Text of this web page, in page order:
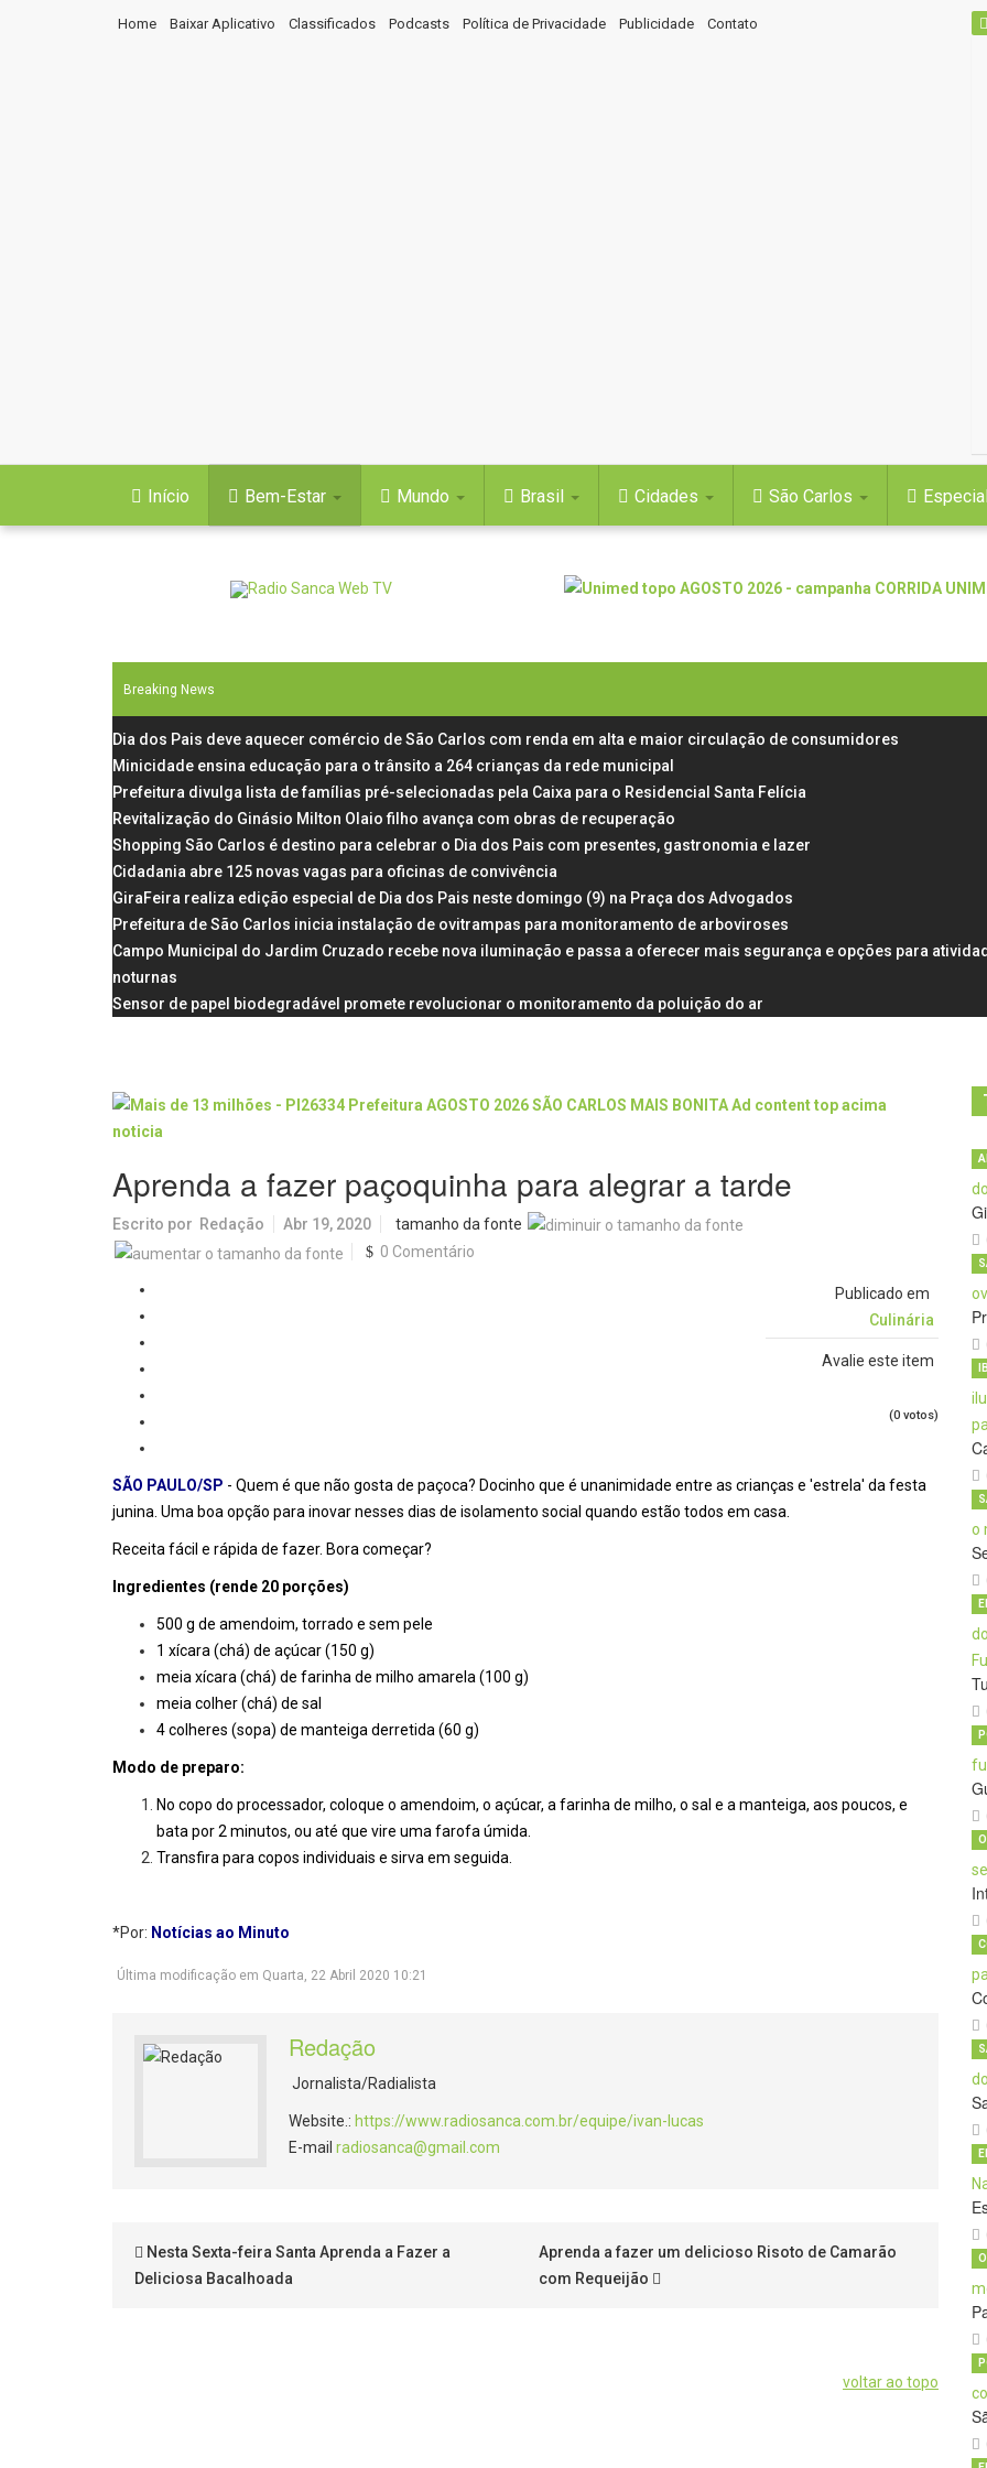
Home Baixar Aplicativo Classificados Podcasts Política de Privacidade Publicidade Contato
Início Bem-Estar Mundo Brasil Cidades São Carlos
Breaking News
Dia dos Pais deve aquecer comércio de São Carlos com renda em alta e maior circulação de consumidores
Minicidade ensina educação para o trânsito a 264 crianças da rede municipal
Prefeitura divulga lista de famílias pré-selecionadas pela Caixa para o Residencial Santa Felícia
Revitalização do Ginásio Milton Olaio filho avança com obras de recuperação
Shopping São Carlos é destino para celebrar o Dia dos Pais com presentes, gastronomia e lazer
Cidadania abre 125 novas vagas para oficinas de convivência
GiraFeira realiza edição especial de Dia dos Pais neste domingo (9) na Praça dos Advogados
Prefeitura de São Carlos inicia instalação de ovitrampas para monitoramento de arboviroses
Campo Municipal do Jardim Cruzado recebe nova iluminação e passa a oferecer mais segurança e opções para
noturnas
Sensor de papel biodegradável promete revolucionar o monitoramento da poluição do ar
Aprenda a fazer paçoquinha para alegrar a tarde
Escrito por Redação Abr 19, 2020
tamanho da fonte
0 Comentário
Publicado em
Culinária
Avalie este item
(0 votos)
SÃO PAULO/SP - Quem é que não gosta de paçoca? Docinho que é unanimidade entre as crianças e 'estrela' da festa
junina. Uma boa opção para inovar nesses dias de isolamento social quando estão todos em casa.
Receita fácil e rápida de fazer. Bora começar?
Ingredientes (rende 20 porções)
500 g de amendoim, torrado e sem pele
1 xícara (chá) de açúcar (150 g)
meia xícara (chá) de farinha de milho amarela (100 g)
meia colher (chá) de sal
4 colheres (sopa) de manteiga derretida (60 g)
Modo de preparo:
No copo do processador, coloque o amendoim, o açúcar, a farinha de milho, o sal e a manteiga, aos poucos, e
bata por 2 minutos, ou até que vire uma farofa úmida.
Transfira para copos individuais e sirva em seguida.
*Por: Notícias ao Minuto
Última modificação em Quarta, 22 Abril 2020 10:21
Redação
Jornalista/Radialista
Website.: https://www.radiosanca.com.br/equipe/ivan-lucas
E-mail radiosanca@gmail.com
Nesta Sexta-feira Santa Aprenda a Fazer a
Deliciosa Bacalhoada
Aprenda a fazer um delicioso Risoto de Camarão
com Requeijão
voltar ao topo